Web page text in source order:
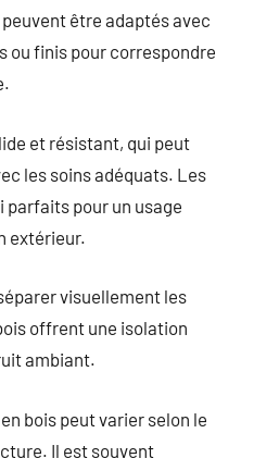
être adaptés avec
ou finis pour correspondre
et résistant, qui peut
les soins adéquats. Les
parfaits pour un usage
extérieur.
visuellement les
offrent une isolation
ambiant.
bois peut varier selon le
Il est souvent